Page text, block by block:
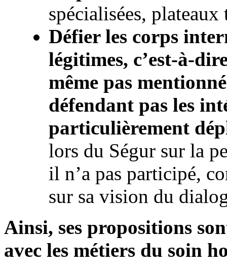
spécialisées,
Défier les corps
légitimes, c’est-à-
même pas
défendant pas les
particulièrement
lors du Ségur sur la
il n’a pas participé,
sur sa vision du
Ainsi, ses propositions
avec les métiers du soin